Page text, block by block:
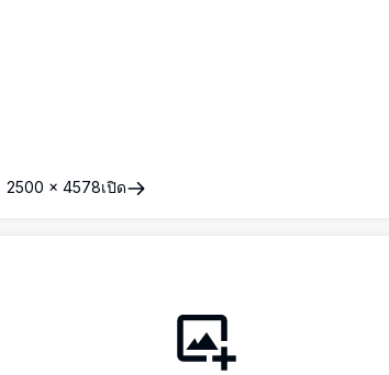
2500 ×4578เปิด